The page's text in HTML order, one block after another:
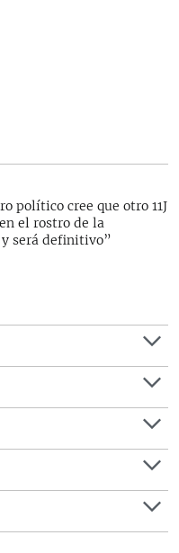
político cree que otro 11J
el rostro de la
será definitivo”